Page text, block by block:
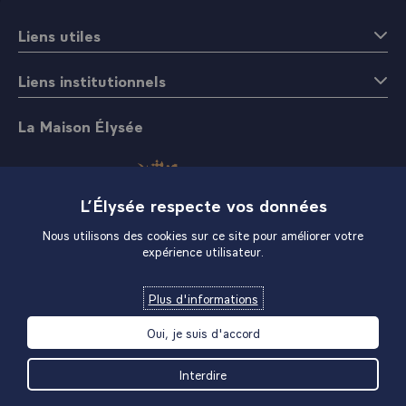
fonctions je dois dire que le temps ayant passé, je
qui se trouve là, si c'est réussi pour aujourd'hui, on a
quelques chances de voir réussir pour demain.\
Liens utiles
Liens institutionnels
La Maison Élysée
L’Élysée respecte vos données
Nous utilisons des cookies sur ce site pour améliorer votre
expérience utilisateur.
Plus d'informations
Oui, je suis d'accord
Interdire